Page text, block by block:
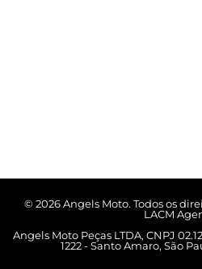
© 2026 Angels Moto. Todos os
LACM
Angels Moto Peças LTDA, CNPJ
1222 - Santo Amaro, São